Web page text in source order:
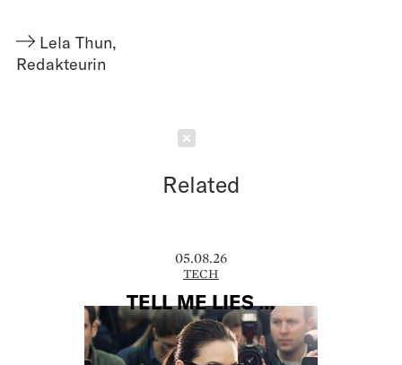
Lela Thun,
Redakteurin
Related
05.08.26
TECH
TELL ME LIES …